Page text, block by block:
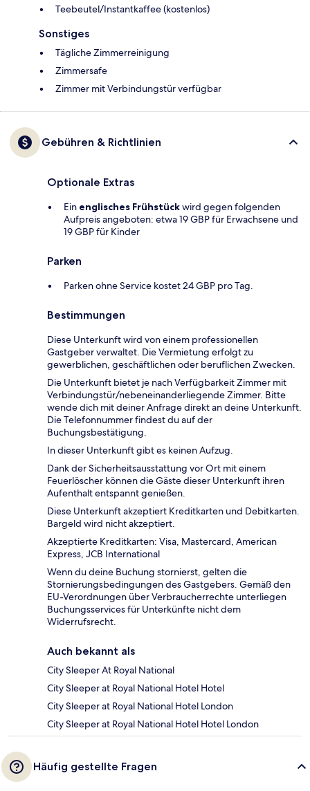
Teebeutel/Instantkaffee (kostenlos)
Sonstiges
Tägliche Zimmerreinigung
Zimmersafe
Zimmer mit Verbindungstür verfügbar
Gebühren & Richtlinien
Optionale Extras
Ein englisches Frühstückwird gegen folgenden
Aufpreis angeboten: etwa 19 GBP für Erwachsene und
19 GBP für Kinder
Parken
Parken ohne Service kostet 24 GBP pro Tag.
Bestimmungen
Diese Unterkunft wird von einem professionellen
Gastgeber verwaltet. Die Vermietung erfolgt zu
gewerblichen, geschäftlichen oder beruflichen Zwecken.
Die Unterkunft bietet je nach Verfügbarkeit Zimmer mit
Verbindungstür/nebeneinanderliegende Zimmer. Bitte
wende dich mit deiner Anfrage direkt an deine Unterkunft.
Die Telefonnummer findest du auf der
Buchungsbestätigung.
In dieser Unterkunft gibt es keinen Aufzug.
Dank der Sicherheitsausstattung vor Ort mit einem
Feuerlöscher können die Gäste dieser Unterkunft ihren
Aufenthalt entspannt genießen.
Diese Unterkunft akzeptiert Kreditkarten und Debitkarten.
Bargeld wird nicht akzeptiert.
Akzeptierte Kreditkarten: Visa, Mastercard, American
Express, JCB International
Wenn du deine Buchung stornierst, gelten die
Stornierungsbedingungen des Gastgebers. Gemäß den
EU-Verordnungen über Verbraucherrechte unterliegen
Buchungsservices für Unterkünfte nicht dem
Widerrufsrecht.
Auch bekannt als
City Sleeper At Royal National
City Sleeper at Royal National Hotel Hotel
City Sleeper at Royal National Hotel London
City Sleeper at Royal National Hotel Hotel London
Häufig gestellte Fragen